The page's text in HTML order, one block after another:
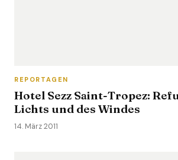
REPORTAGEN
Hotel Sezz Saint-Tropez:
Lichts und des Windes
14. März 2011